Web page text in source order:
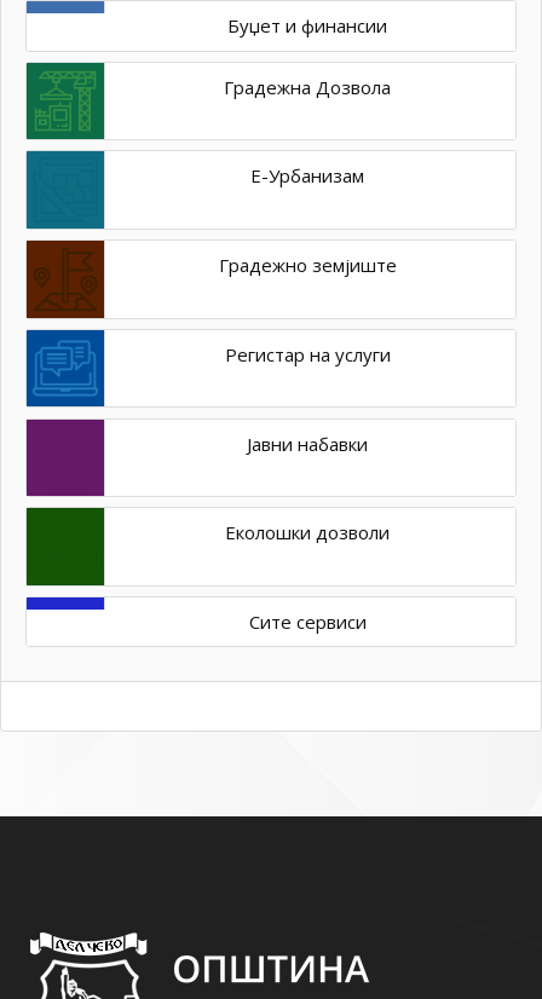
Буџет и финансии
Градежна Дозвола
Е-Урбанизам
Градежно земјиште
Регистар на услуги
Јавни набавки
Еколошки дозволи
Сите сервиси